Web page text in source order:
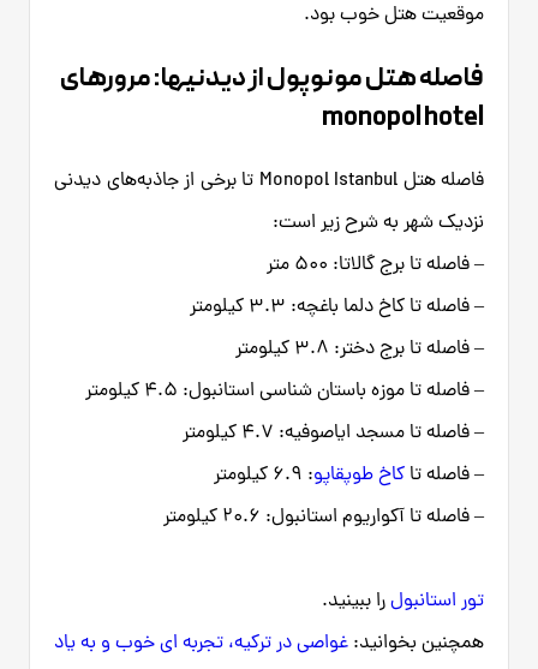
موقعیت هتل خوب بود.
فاصله هتل مونوپول از دیدنیها: مرورهای
monopol hotel
فاصله هتل Monopol Istanbul تا برخی از جاذبه‌های دیدنی
نزدیک شهر به شرح زیر است:
– فاصله تا برج گالاتا: ۵۰۰ متر
– فاصله تا کاخ دلما باغچه: ۳.۳ کیلومتر
– فاصله تا برج دختر: ۳.۸ کیلومتر
– فاصله تا موزه باستان شناسی استانبول: ۴.۵ کیلومتر
– فاصله تا مسجد ایاصوفیه: ۴.۷ کیلومتر
– فاصله تا کاخ طوپقاپو: ۶.۹ کیلومتر
– فاصله تا آکواریوم استانبول: ۲۰.۶ کیلومتر
تور استانبولرا ببینید.
همچنین بخوانید: غواصی در ترکیه، تجربه ای خوب و به یاد